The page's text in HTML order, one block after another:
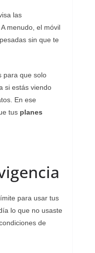
las
menudo, el móvil
pesadas sin que te
para que solo
si estás viendo
En ese
tus planes
para usar tus
lo que no usaste
de